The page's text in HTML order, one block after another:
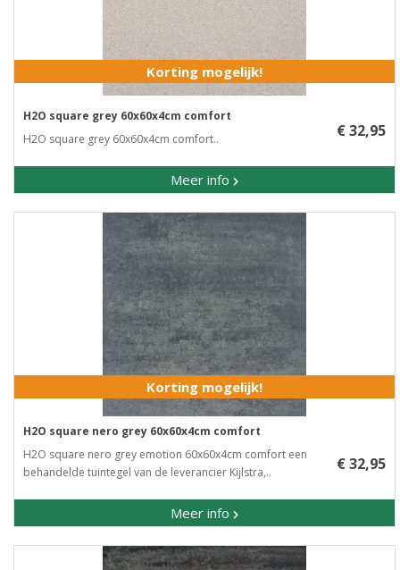
Korting mogelijk!
H2O square grey 60x60x4cm comfort
H2O square grey 60x60x4cm comfort..
Meer info
€ 32,95
Korting mogelijk!
H2O square nero grey 60x60x4cm comfort
H2O square nero grey emotion 60x60x4cm comfort een
behandelde tuintegel van de leverancier Kijlstra,..
Meer info
€ 32,95